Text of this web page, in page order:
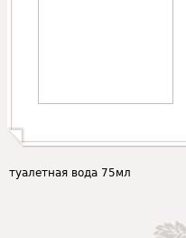
туалетная вода 75мл